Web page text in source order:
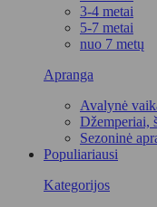
3-4 metai
5-7 metai
nuo 7 metų
Apranga
Avalynė
Džemperiai,
Sezoninė
Populiariausi
Kategorijos